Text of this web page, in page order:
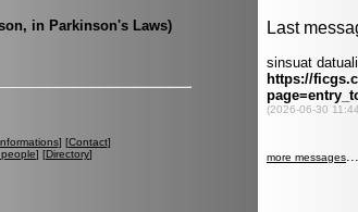
in Parkinson's Laws)
] [Contact]
] [Directory]